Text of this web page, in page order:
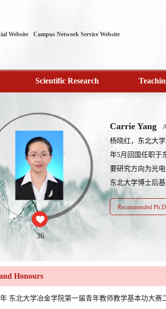
Website Campus Network Service Website
Scientific Research
36
Carrie Yang
杨晓红，东北大
年5月回国任职于
要研究方向为光
东北大学博士后
Recommended
Honours
东北大学冶金学院第一届青年教师教学基本功大赛